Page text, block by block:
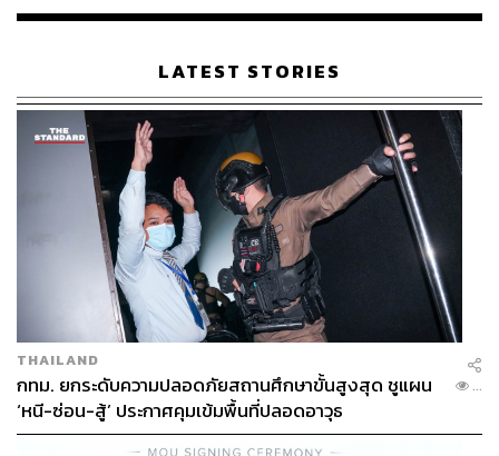
เรือนไทยที่ถูกซุกไว้
LATEST STORIES
THAILAND
กทม. ยกระดับความปลอดภัยสถานศึกษาขั้นสูงสุด ชูแผน
‘หนี-ซ่อน-สู้’ ประกาศคุมเข้มพื้นที่ปลอดอาวุธ
...